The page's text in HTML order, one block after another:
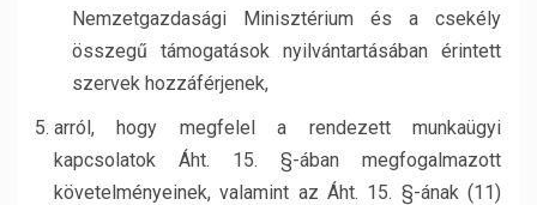
Nemzetgazdasági Minisztérium és a csekély
összegű támogatások nyilvántartásában érintett
szervek hozzáférjenek,
arról, hogy megfelel a rendezett munkaügyi
kapcsolatok Áht. 15. §-ában megfogalmazott
követelményeinek, valamint az Áht. 15. §-ának (11)